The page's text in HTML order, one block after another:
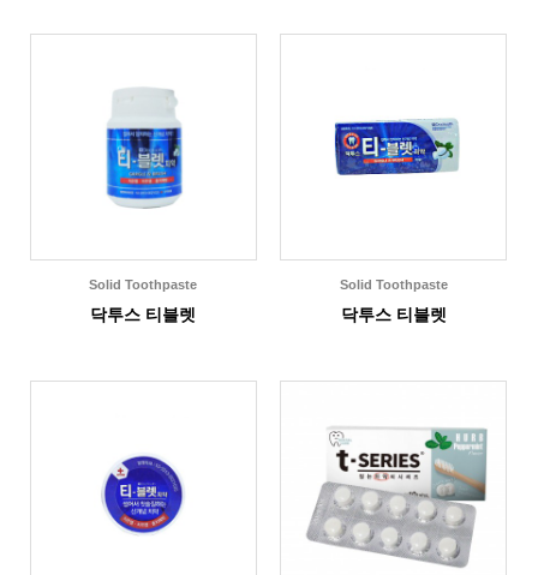
Solid Toothpaste
닥투스 티블렛
Solid Toothpaste
닥투스 티블렛